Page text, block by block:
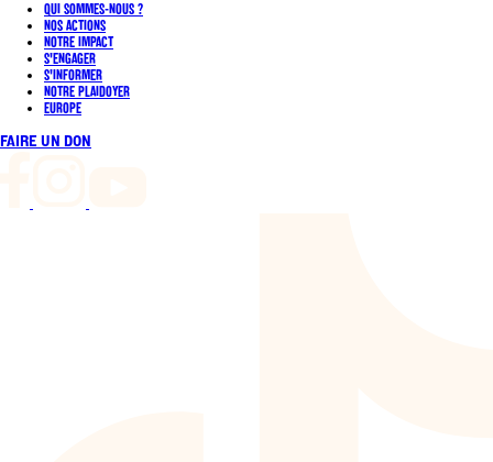
QUI SOMMES-NOUS ?
NOS ACTIONS
NOTRE IMPACT
S'ENGAGER
S'INFORMER
NOTRE PLAIDOYER
EUROPE
FAIRE UN DON